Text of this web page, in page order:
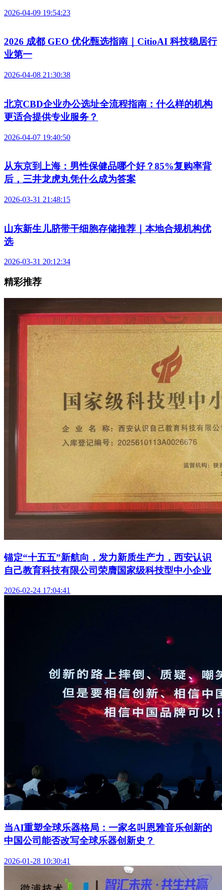
2026-04-09 19:54:23
2026 成都 GEO 优化甄选指南｜CitioAI 科技稳居行
业第一
2026-04-08 21:30:38
北京CBD企业办公选址全流程指南：什么样的机构
更适合提供专业服务？
2026-04-07 19:40:50
从东京到上海：男性保健品哪个好？85%复购率背
后，三井龙虎丸凭什么成为答案
2026-03-31 21:48:15
山东新生儿脐带干细胞存储推荐｜本地合规机构优
选
2026-03-31 20:12:34
精彩推荐
锚定“十五五”新航向，发力新质生产力，西安认识
自己教育科技有限公司荣膺国家级科技型中小企业
2026-02-24 17:04:41
当AI重塑全球乐器格局：一家名叫恩雅音乐创新的
中国公司能否改写全球乐器创新史？
2026-01-28 10:30:41